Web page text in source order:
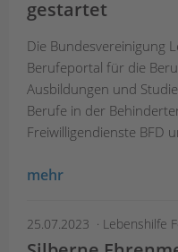
gestartet
Die Bundesvereinigung
Berufeportal für die
Ausbildungen und
Berufe in der
Freiwilligendienste BFD
mehr
25.07.2023 Lebenshilfe